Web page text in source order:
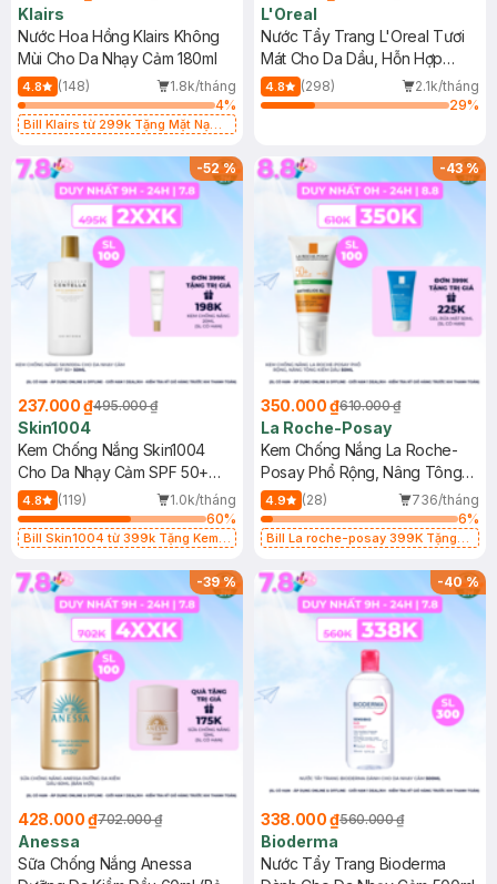
Klairs
Nước Hoa Hồng Klairs Không
Mùi Cho Da Nhạy Cảm 180ml
4.8 (148)
1.8k/tháng
4%
Bill Klairs từ 299k Tặng Mặt Nạ
25ml (SL Có Hạn)
L'Oreal
Nước Tẩy Trang L'Oreal Tươi
Mát Cho Da Dầu, Hỗn Hợp
400ml
4.8 (298)
2.1k/tháng
29%
-52%
237.000 ₫495.000 ₫
Skin1004
Kem Chống Nắng Skin1004
Cho Da Nhạy Cảm SPF 50+
50ml
4.8 (119)
1.0k/tháng
60%
Bill Skin1004 từ 399k Tặng Kem
SPF 50+ 20ml (SL Có Hạn)
-43%
350.000 ₫610.000 ₫
La Roche-Posay
Kem Chống Nắng La Roche-
Posay Phổ Rộng, Nâng Tông
Kiềm Dầu 50ml
4.9 (28)
736/tháng
6%
Bill La roche-posay 399K Tặng
(SL có hạn)
-39%
428.000 ₫702.000 ₫
Anessa
Sữa Chống Nắng Anessa
-40%
338.000 ₫560.000 ₫
Bioderma
Nước Tẩy Trang Bioderma